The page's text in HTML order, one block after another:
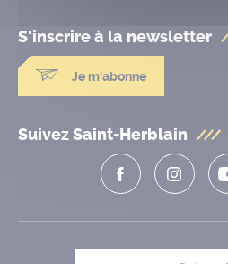
S'inscrire à la newsletter
Je m'abonne
Suivez Saint-Herblain